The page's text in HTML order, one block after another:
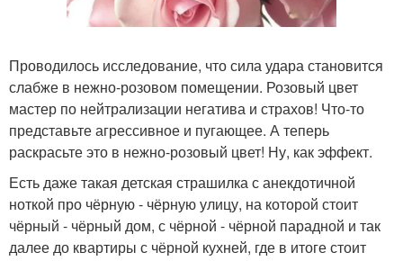
Проводилось исследование, что сила удара становится
слабже в нежно-розовом помещении. Розовый цвет
мастер по нейтрализации негатива и страхов! Что-то
представьте агрессивное и пугающее. А теперь
раскрасьте это в нежно-розовый цвет! Ну, как эффект.
Есть даже такая детская страшилка с анекдотичной
ноткой про чёрную - чёрную улицу, на которой стоит
чёрный - чёрный дом, с чёрной - чёрной парадной и так
далее до квартиры с чёрной кухней, где в итоге стоит